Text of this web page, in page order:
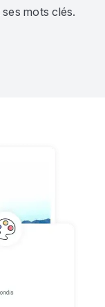
mots clés.